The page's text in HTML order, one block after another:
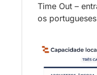
Time Out –
os